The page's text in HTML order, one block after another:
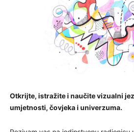
Otkrijte, istražite i naučite vizualni
umjetnosti, čovjeka i univerzuma.